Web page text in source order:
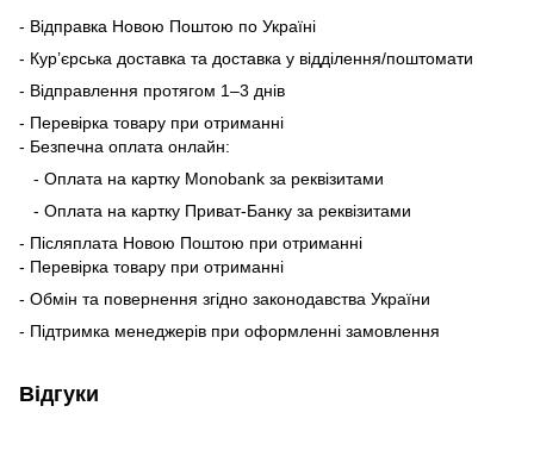
- Відправка Новою Поштою по Україні
- Кур’єрська доставка та доставка у відділення/поштомати
- Відправлення протягом 1–3 днів
- Перевірка товару при отриманні
- Безпечна оплата онлайн:
- Оплата на картку Monobank за реквізитами
- Оплата на картку Приват-Банку за реквізитами
- Післяплата Новою Поштою при отриманні
- Перевірка товару при отриманні
- Обмін та повернення згідно законодавства України
- Підтримка менеджерів при оформленні замовлення
Відгуки